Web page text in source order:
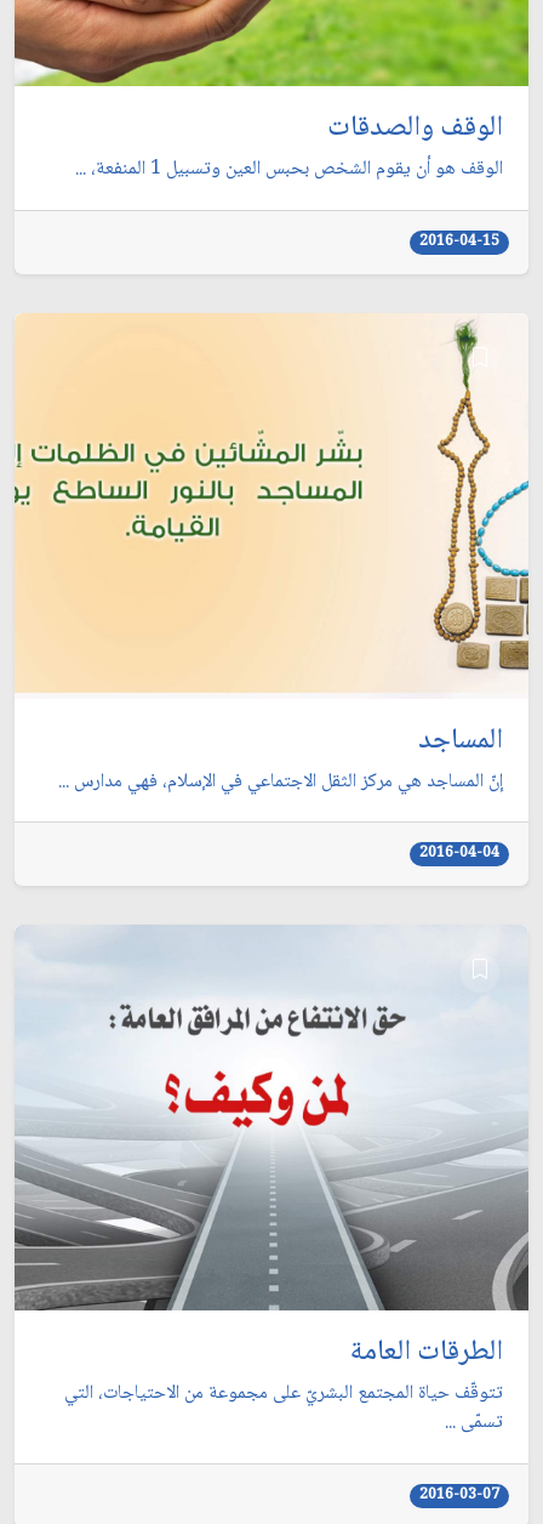
الوقف والصدقات
الوقف هو أن يقوم الشخص بحبس العين وتسبيل 1 المنفعة، ...
2016-04-15
المساجد
إنّ المساجد هي مركز الثقل الاجتماعي في الإسلام، فهي مدارس ...
2016-04-04
الطرقات العامة
تتوقّف حياة المجتمع البشريّ على مجموعة من الاحتياجات، التي
تسمّى ...
2016-03-07